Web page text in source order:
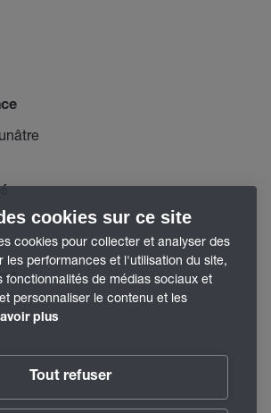
cookies sur ce site
cookies pour collecter et analyser des
les performances et l'utilisation du site,
fonctionnalités de médias sociaux et
personnaliser le contenu et les
plus
Tout refuser